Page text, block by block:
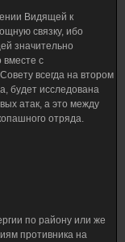
Видящей к
связку, ибо
значительно
вместе с
всегда на втором
будет исследована
атак, а это между
отряда.
по району или же
противника на